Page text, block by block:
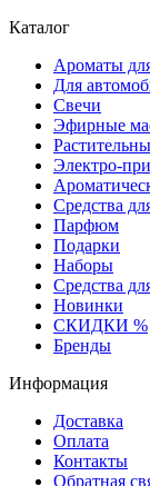
Каталог
Ароматы
Для
Свечи
Эфирные
Электро-
Средства
Парфюм
Подарки
Наборы
Средства
Новинки
СКИДКИ %
Бренды
Информация
Доставка
Оплата
Контакты
Обратная